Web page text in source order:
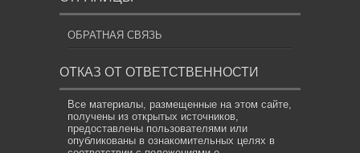
ОБРАТНАЯ СВЯЗЬ
ОТКАЗ ОТ ОТВЕТСТВЕННОСТИ
Все материалы, размещенные на этом сайте,
получены из открытых источников,
предоставлены пользователями или
опубликованы в ознакомительных целях в